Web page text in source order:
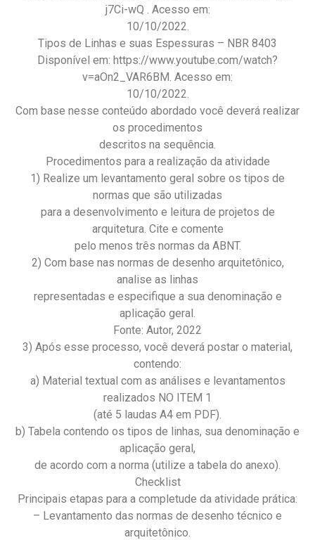
j7Ci-wQ . Acesso em:
10/10/2022.
Tipos de Linhas e suas Espessuras – NBR 8403
Disponível em: https://www.youtube.com/watch?
v=aOn2_VAR6BM. Acesso em:
10/10/2022.
Com base nesse conteúdo abordado você deverá realizar
os procedimentos
descritos na sequência.
Procedimentos para a realização da atividade
1) Realize um levantamento geral sobre os tipos de
normas que são utilizadas
para a desenvolvimento e leitura de projetos de
arquitetura. Cite e comente
pelo menos três normas da ABNT.
2) Com base nas normas de desenho arquitetônico,
analise as linhas
representadas e especifique a sua denominação e
aplicação geral.
Fonte: Autor, 2022
3) Após esse processo, você deverá postar o material,
contendo:
a) Material textual com as análises e levantamentos
realizados NO ITEM 1
(até 5 laudas A4 em PDF).
b) Tabela contendo os tipos de linhas, sua denominação e
aplicação geral,
de acordo com a norma (utilize a tabela do anexo).
Checklist
Principais etapas para a completude da atividade prática:
– Levantamento das normas de desenho técnico e
arquitetônico.